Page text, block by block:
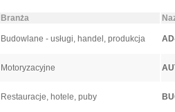
Branża
Budowlane - usługi, handel, produkcja
Motoryzacyjne
Restauracje, hotele, puby